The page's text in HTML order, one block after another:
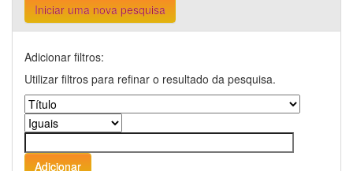
Iniciar uma nova pesquisa
Adicionar filtros:
Utilizar filtros para refinar o resultado da pesquisa.